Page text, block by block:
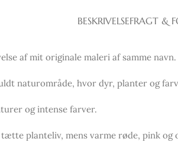
BESKRIVELSEFRAGT &
af mit originale maleri af samme navn.
naturområde, hvor dyr, planter og
og intense farver.
planteliv, mens varme røde, pink